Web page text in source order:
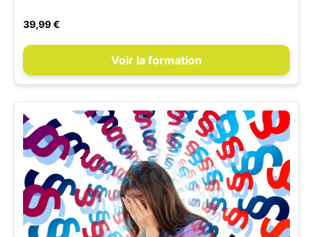
39,99 €
Voir la formation